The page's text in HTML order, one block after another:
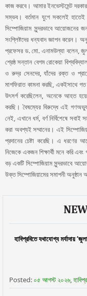
কাজ করবে। আমার ইনভেস্টমেন্ট
সম্ভব। বর্তমান যুগে সকলেই
সিম্পোজিয়াম সুন্দরভাবে আয়োজনের
সংশ্লিষ্টদের ধন্যবাদ জ্ঞাপন করেন।
প্রফেসর ড. মো. এনামউল্যা বলেন,
শ্রেষ্ঠ সন্তান বেগম রোকেয়া
ও রুদ্র সেনদের, যাঁদের রক্ত ও
মাগফিরাত কামনা করছি, একইসাথে
উৎসর্গ করেছিলেন, অনেকে আহত
করছি। বৈষম্যের বিরুদ্ধে এই
নেই, এখানে ধর্ম, বর্ণ নির্বিশেষে
করা অবশ্যই সম্মানের। এই
প্রদানের চেষ্টা করেছি। এ ধরণের
নিজেকে একজন শিক্ষার্থী মনে করি এবং
বড় একটি সিম্পোজিয়াম সুন্দরভাবে
উক্ত সিম্পোজিয়ামের সমাপনী অনুষ্ঠান
হাবিপ্রবিতে যথাযোগ্য মর্যাদায়
Posted: ০৫ আগস্ট ২০২৬,